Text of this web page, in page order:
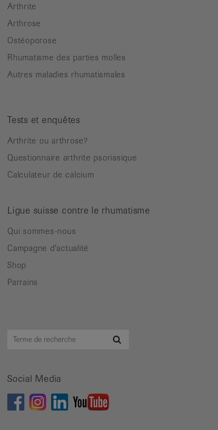
Arthrite
Arthrose
Ostéoporose
Rhumatisme des parties molles
Autres maladies rhumatismales
Tests et enquêtes
Arthrite ou arthrose?
Questionnaire arthrite psoriasique
Calculateur de calcium
Ligue suisse contre le rhumatisme
Qui sommes-nous
Campagne d'actualité
Shop
Parrains
Terme
Social Media